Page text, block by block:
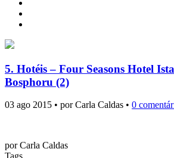
5. Hotéis – Four Seasons Hotel
Bosphoru (2)
03 ago 2015 • por Carla Caldas • 0
porCarla Caldas